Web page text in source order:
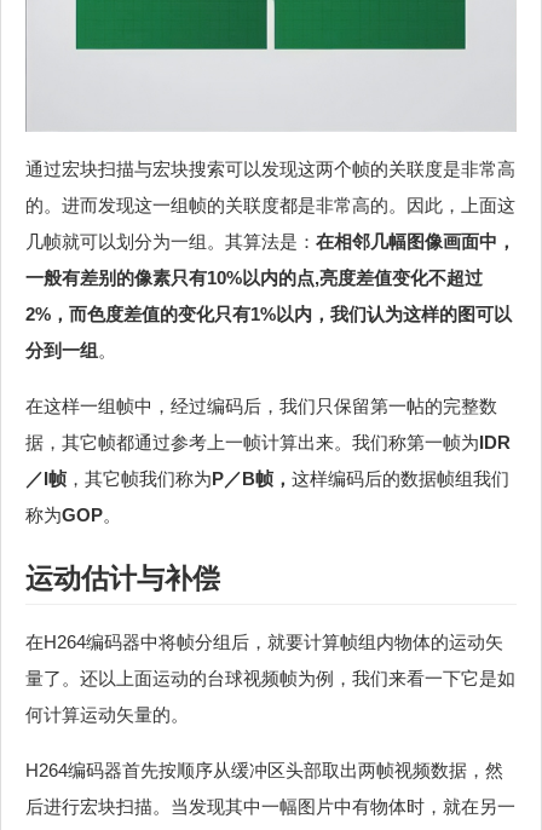
通过宏块扫描与宏块搜索可以发现这两个帧的关联度是非常高
的。进而发现这一组帧的关联度都是非常高的。因此，上面这
几帧就可以划分为一组。其算法是： 在相邻几幅图像画面中，
一般有差别的像素只有10%以内的点,亮度差值变化不超过
2%，而色度差值的变化只有1%以内，我们认为这样的图可以
分到一组 。
在这样一组帧中，经过编码后，我们只保留第一帖的完整数
据，其它帧都通过参考上一帧计算出来。我们称第一帧为IDR
／I帧 ，其它帧我们称为P／B帧， 这样编码后的数据帧组我们
称为GOP。
运动估计与补偿
在H264编码器中将帧分组后，就要计算帧组内物体的运动矢
量了。还以上面运动的台球视频帧为例，我们来看一下它是如
何计算运动矢量的。
H264编码器首先按顺序从缓冲区头部取出两帧视频数据，然
后进行宏块扫描。当发现其中一幅图片中有物体时，就在另一